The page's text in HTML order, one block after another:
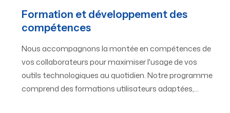
Formation et développement des
compétences
Nous accompagnons la montée en compétences de
vos collaborateurs pour maximiser l'usage de vos
outils technologiques au quotidien. Notre programme
comprend des formations utilisateurs adaptées,…